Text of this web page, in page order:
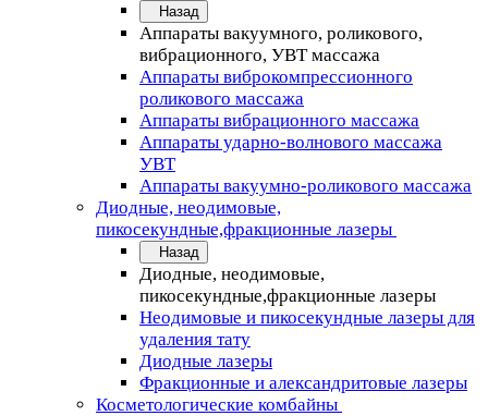
Назад
Аппараты вакуумного, роликового,
вибрационного, УВТ массажа
Аппараты виброкомпрессионного
роликового массажа
Аппараты вибрационного массажа
Аппараты ударно-волнового массажа
УВТ
Аппараты вакуумно-роликового массажа
Диодные, неодимовые,
пикосекундные,фракционные лазеры
Назад
Диодные, неодимовые,
пикосекундные,фракционные лазеры
Неодимовые и пикосекундные лазеры для
удаления тату
Диодные лазеры
Фракционные и александритовые лазеры
Косметологические комбайны